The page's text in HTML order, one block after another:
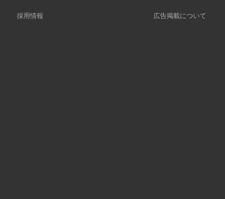
採用情報 広告掲載について